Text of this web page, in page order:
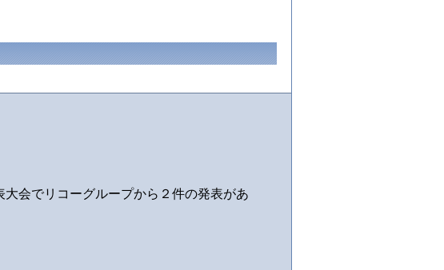
会でリコーグループから２件の発表があ